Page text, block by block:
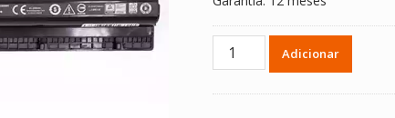
Quantidade
Adicionar